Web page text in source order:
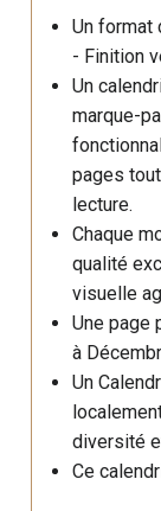
Un format
- Finition
Un
marque-
pages
lecture.
Chaque
qualité
visuelle
Une page
à
Un
diversité
Ce